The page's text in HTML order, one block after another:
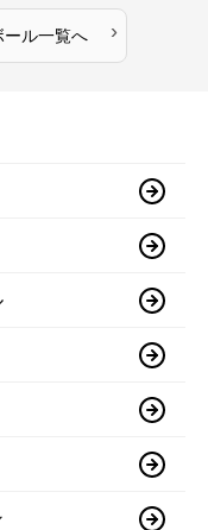
ール一覧へ ›